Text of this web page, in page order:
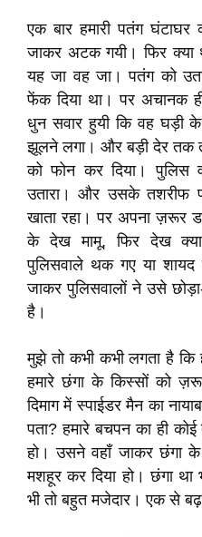
एक बार हमारी पतंग घंटाघर
जाकर अटक गयी। फिर क्या
यह जा वह जा। पतंग को
फेंक दिया था। पर अचानक
धुन सवार हुयी कि वह घड़ी
झूलने लगा। और बड़ी देर तक
को फोन कर दिया।
उतारा। और उसके तशरीफ
खाता रहा। पर अपना ज़रूर
के देख मामू, फिर देख क्या
पुलिसवाले थक गए या शायद
जाकर पुलिसवालों ने उसे
है।
मुझे तो कभी कभी लगता है कि
हमारे छंगा के किस्सों को
दिमाग में स्पाईडर मैन का
पता? हमारे बचपन का ही
हो। उसने वहाँ जाकर छंगा
मशहूर कर दिया हो। छंगा
भी तो बहुत मजेदार। एक से